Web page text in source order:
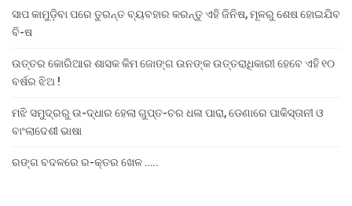
ସାପ କାମୁଡ଼ିବା ପରେ ତୁରନ୍ତ ବ୍ୟବହାର କରନ୍ତୁ ଏହି ଜିନିଷ, ମୂଳରୁ ଶେଷ ହୋଇଯିବ
ବି-ଷ
ଉତ୍ତର କୋରିଆର ଶାସକ କିମ ଜୋଙ୍ଗ ଉନଙ୍କ ଉତ୍ତରାଧିକାରୀ ହେବେ ଏହି ୧୦
ବର୍ଷର ଝିଅ !
ମଝି ସମୁଦ୍ରରୁ ଉ-ଦ୍ଧାର ହେଲା ଗୁପ୍ତ-ଚର ଧଳା ପାରା, ଡେଣାରେ ପାକିସ୍ତାନୀ ଓ
ବାଂଲାଦେଶୀ ଭାଷା
ରଙ୍ଗ ବଦଳରେ ର-କ୍ତର ଖେଳ …..